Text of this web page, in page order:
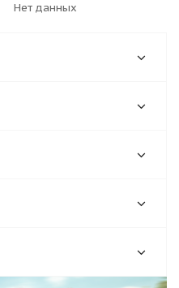
Нет данных